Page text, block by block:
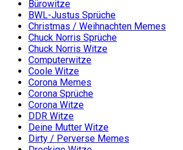
Bürowitze
BWL-Justus Sprüche
Christmas / Weihnachten Memes
Chuck Norris Sprüche
Chuck Norris Witze
Computerwitze
Coole Witze
Corona Memes
Corona Sprüche
Corona Witze
DDR Witze
Deine Mutter Witze
Dirty / Perverse Memes